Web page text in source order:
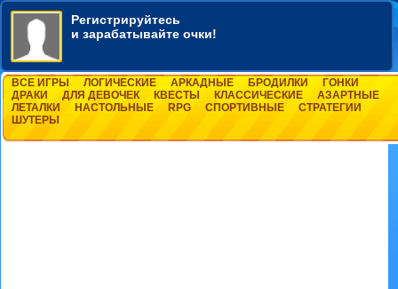
Регистрируйтесь
и зарабатывайте очки!
ВСЕ ИГРЫ ЛОГИЧЕСКИЕ АРКАДНЫЕ БРОДИЛКИ
ГОНКИ
ДРАКИ
ДЛЯ ДЕВОЧЕК КВЕСТЫ КЛАССИЧЕСКИЕ
АЗАРТНЫЕ
ЛЕТАЛКИ
НАСТОЛЬНЫЕ RPG СПОРТИВНЫЕ
СТРАТЕГИИ
ШУТЕРЫ